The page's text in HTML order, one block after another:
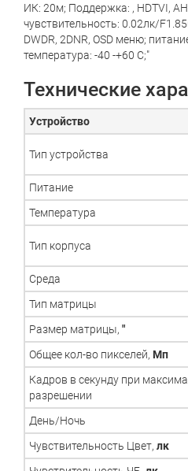
ИК: 20м; Поддержка: , HDTVI,
чувствительность: 0.02лк/
DWDR, 2DNR, OSD меню;
температура: -40 -+60 С;"
Технические
Устройство
Тип устройства
Питание
Температура
Тип корпуса
Среда
Тип матрицы
Размер матрицы, "
Общее кол-во пикселей, Мп
Кадров в секунду при
разрешении
День/Ночь
Чувствительность Цвет, лк